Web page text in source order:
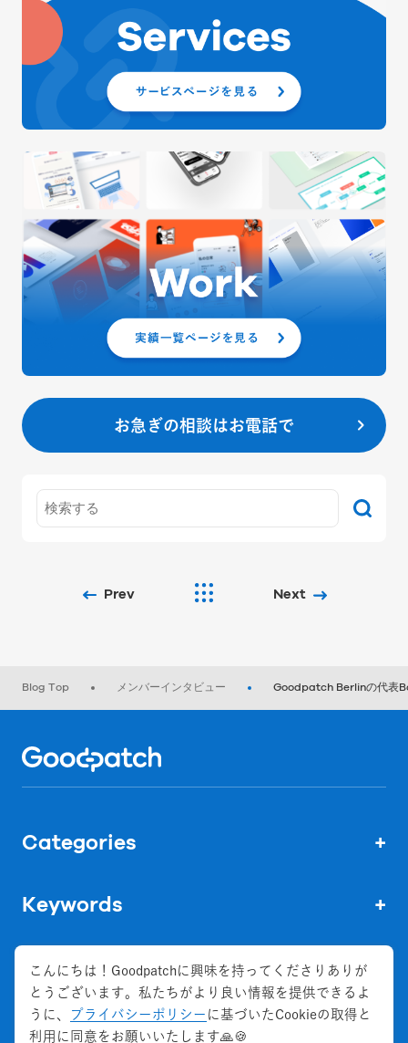
お急ぎの相談はお電話で
Prev Next
Blog Top メンバーインタビュー Goodpatch Berlinの代表
Categories +
Keywords +
株式会社グッドパッチ
会社概要
こんにちは！Goodpatchに興味を持ってくださりありが
とうございます。私たちがより良い情報を提供できるよ
うに、
プライバシーポリシー に基づいたCookieの取得と
利用に同意をお願いいたします🙏🍪